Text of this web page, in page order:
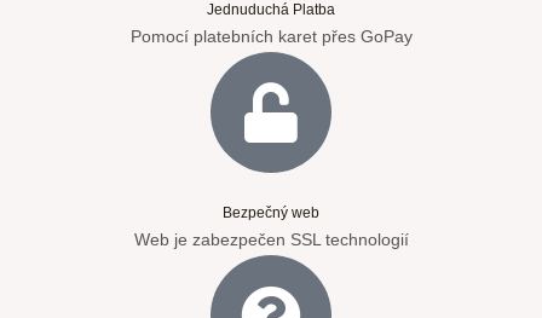
Jednuduchá Platba
Pomocí platebních karet přes GoPay
Bezpečný web
Web je zabezpečen SSL technologií